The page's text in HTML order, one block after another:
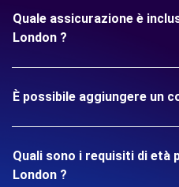
Quale assicurazione è
London ?
È possibile aggiungere un
Quali sono i requisiti di età
London ?